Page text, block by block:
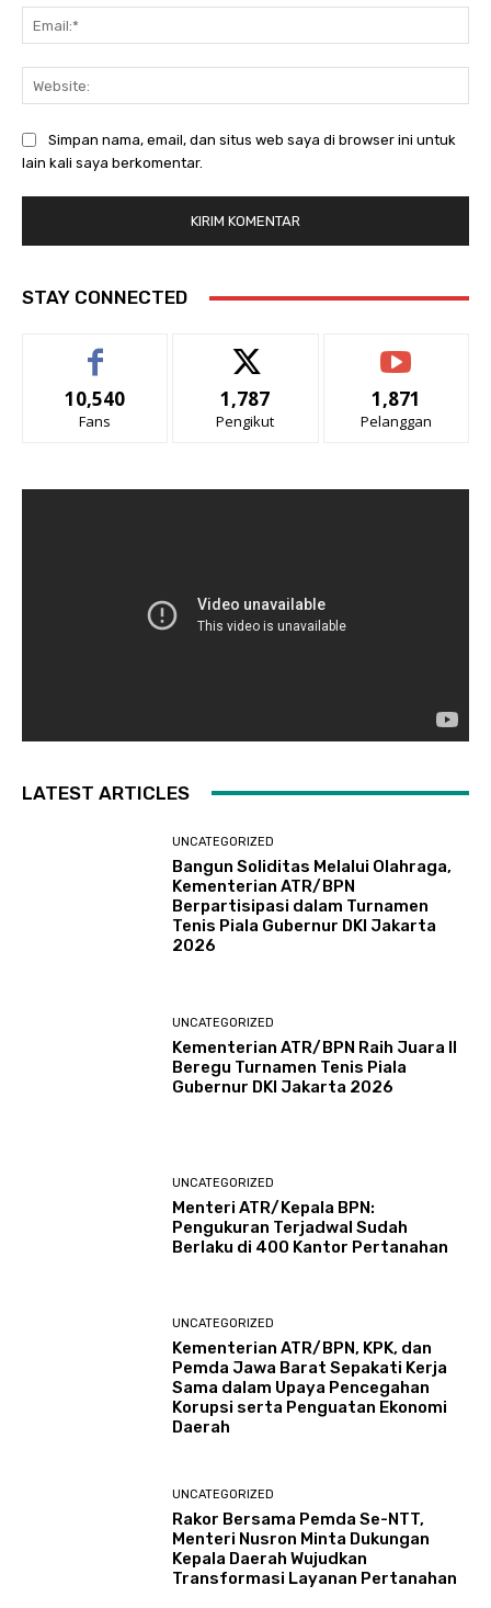
Simpan nama, email, dan situs web saya di browser ini untuk
lain kali saya berkomentar.
STAY CONNECTED
10,540
Fans
1,787
Pengikut
1,871
Pelanggan
LATEST ARTICLES
UNCATEGORIZED
Bangun Soliditas Melalui Olahraga,
Kementerian ATR/BPN
Berpartisipasi dalam Turnamen
Tenis Piala Gubernur DKI Jakarta
2026
UNCATEGORIZED
Kementerian ATR/BPN Raih Juara II
Beregu Turnamen Tenis Piala
Gubernur DKI Jakarta 2026
UNCATEGORIZED
Menteri ATR/Kepala BPN:
Pengukuran Terjadwal Sudah
Berlaku di 400 Kantor Pertanahan
UNCATEGORIZED
Kementerian ATR/BPN, KPK, dan
Pemda Jawa Barat Sepakati Kerja
Sama dalam Upaya Pencegahan
Korupsi serta Penguatan Ekonomi
Daerah
UNCATEGORIZED
Rakor Bersama Pemda Se-NTT,
Menteri Nusron Minta Dukungan
Kepala Daerah Wujudkan
Transformasi Layanan Pertanahan